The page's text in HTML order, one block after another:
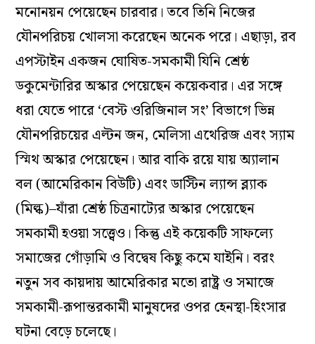
মনোনয়ন পেয়েছেন চারবার। তবে তিনি নিজের
যৌনপরিচয় খোলসা করেছেন অনেক পরে। এছাড়া, রব
এপস্টাইন একজন ঘোষিত-সমকামী যিনি শ্রেষ্ঠ
ডকুমেন্টারির অস্কার পেয়েছেন কয়েকবার। এর সঙ্গে
ধরা যেতে পারে ‘বেস্ট ওরিজিনাল সং’ বিভাগে ভিন্ন
যৌনপরিচয়ের এল্টন জন, মেলিসা এথেরিজ এবং স্যাম
স্মিথ অস্কার পেয়েছেন। আর বাকি রয়ে যায় অ্যালান
বল (আমেরিকান বিউটি) এবং ডাস্টিন ল্যান্স ব্ল্যাক
(মিল্ক)–যাঁরা শ্রেষ্ঠ চিত্রনাট্যের অস্কার পেয়েছেন
সমকামী হওয়া সত্ত্বেও। কিন্তু এই কয়েকটি সাফল্যে
সমাজের গোঁড়ামি ও বিদ্বেষ কিছু কমে যাইনি। বরং
নতুন সব কায়দায় আমেরিকার মতো রাষ্ট্র ও সমাজে
সমকামী-রূপান্তরকামী মানুষদের ওপর হেনস্থা-হিংসার
ঘটনা বেড়ে চলেছে।